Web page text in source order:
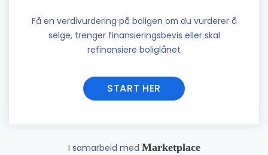
Få en verdivurdering på boligen om du vurderer å
selge, trenger finansieringsbevis eller skal
refinansiere boliglånet
START HER
I samarbeid med Marketplace